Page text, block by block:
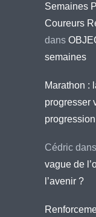
Semaines
Coureurs
dans
semaines
Marathon :
progresser
Cédric dans
vague de
l’avenir ?